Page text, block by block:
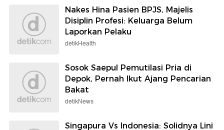
Nakes Hina Pasien BPJS, Majelis
Disiplin Profesi: Keluarga Belum
Laporkan Pelaku
detikHealth
Sosok Saepul Pemutilasi Pria di
Depok, Pernah Ikut Ajang Pencarian
Bakat
detikNews
Singapura Vs Indonesia: Solidnya Lini